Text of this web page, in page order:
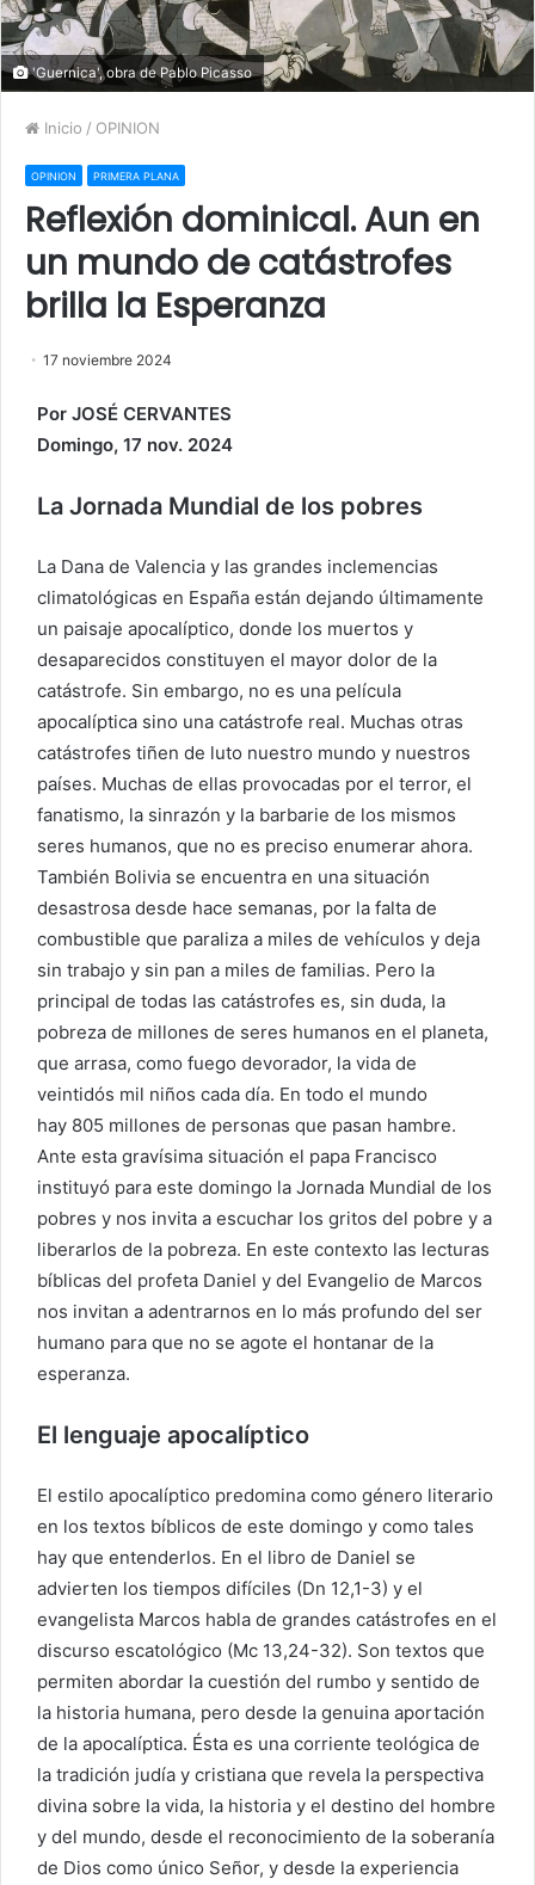
'Guernica', obra de Pablo Picasso
Inicio / OPINION
OPINION PRIMERA PLANA
Reflexión dominical. Aun en
un mundo de catástrofes
brilla la Esperanza
17 noviembre 2024
Por JOSÉ CERVANTES
Domingo, 17 nov. 2024
La Jornada Mundial de los pobres
La Dana de Valencia y las grandes inclemencias
climatológicas en España están dejando últimamente
un paisaje apocalíptico, donde los muertos y
desaparecidos constituyen el mayor dolor de la
catástrofe. Sin embargo, no es una película
apocalíptica sino una catástrofe real. Muchas otras
catástrofes tiñen de luto nuestro mundo y nuestros
países. Muchas de ellas provocadas por el terror, el
fanatismo, la sinrazón y la barbarie de los mismos
seres humanos, que no es preciso enumerar ahora.
También Bolivia se encuentra en una situación
desastrosa desde hace semanas, por la falta de
combustible que paraliza a miles de vehículos y deja
sin trabajo y sin pan a miles de familias. Pero la
principal de todas las catástrofes es, sin duda, la
pobreza de millones de seres humanos en el planeta,
que arrasa, como fuego devorador, la vida de
veintidós mil niños cada día. En todo el mundo
hay 805 millones de personas que pasan hambre.
Ante esta gravísima situación el papa Francisco
instituyó para este domingo la Jornada Mundial de los
pobres y nos invita a escuchar los gritos del pobre y a
liberarlos de la pobreza. En este contexto las lecturas
bíblicas del profeta Daniel y del Evangelio de Marcos
nos invitan a adentrarnos en lo más profundo del ser
humano para que no se agote el hontanar de la
esperanza.
El lenguaje apocalíptico
El estilo apocalíptico predomina como género literario
en los textos bíblicos de este domingo y como tales
hay que entenderlos. En el libro de Daniel se
advierten los tiempos difíciles (Dn 12,1-3) y el
evangelista Marcos habla de grandes catástrofes en el
discurso escatológico (Mc 13,24-32). Son textos que
permiten abordar la cuestión del rumbo y sentido de
la historia humana, pero desde la genuina aportación
de la apocalíptica. Ésta es una corriente teológica de
la tradición judía y cristiana que revela la perspectiva
divina sobre la vida, la historia y el destino del hombre
y del mundo, desde el reconocimiento de la soberanía
de Dios como único Señor, y desde la experiencia